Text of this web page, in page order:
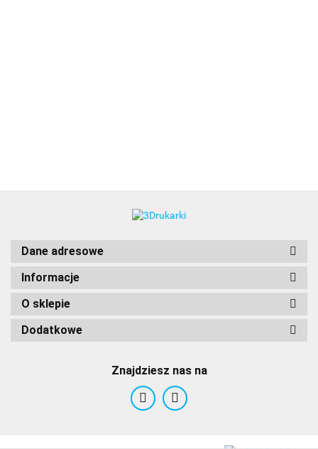
Dane adresowe
Informacje
O sklepie
Dodatkowe
Znajdziesz nas na